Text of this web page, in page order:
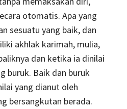
otomatis. Apa yang
sesuatu yang baik, dan
akhlak karimah, mulia,
dan ketika ia dinilai
buruk. Baik dan buruk
yang dianut oleh
bersangkutan berada.